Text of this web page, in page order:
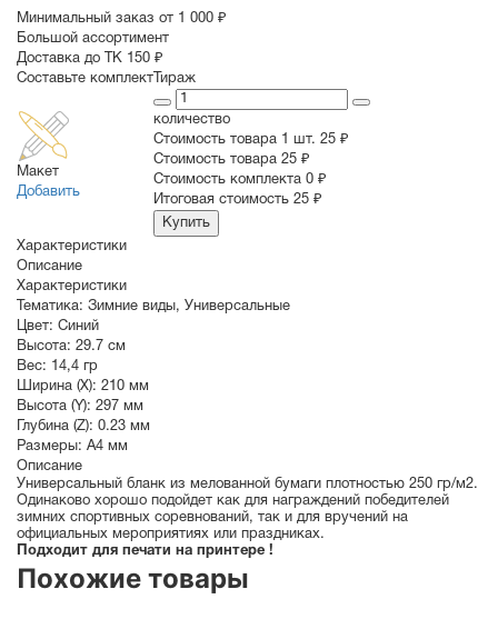
Минимальный заказ от 1 000 ₽
Большой ассортимент
Доставка до ТК 150 ₽
Составьте комплект
Макет
Добавить
Тираж
количество
Стоимость товара 1 шт. 25 ₽
Cтоимость товара 25 ₽
Стоимость комплекта 0 ₽
Итоговая стоимость 25 ₽
Купить
Характеристики
Описание
Характеристики
Тематика: Зимние виды , Универсальные
Цвет: Синий
Высота: 29.7 см
Вес: 14,4 гр
Ширина (X): 210 мм
Высота (Y): 297 мм
Глубина (Z): 0.23 мм
Размеры: A4 мм
Описание
Универсальный бланк из мелованной бумаги плотностью 250 гр/м2.
Одинаково хорошо подойдет как для награждений победителей
зимних спортивных соревнований, так и для вручений на
официальных мероприятиях или праздниках.
Подходит для печати на принтере !
Похожие товары